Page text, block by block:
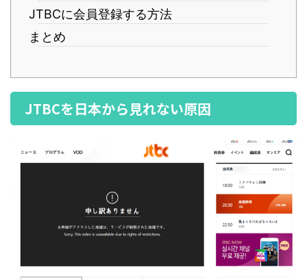
JTBCに会員登録する方法
まとめ
JTBCを日本から見れない原因